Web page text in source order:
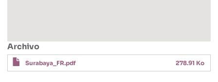
Archivo
Surabaya_FR.pdf 278.91 Ko